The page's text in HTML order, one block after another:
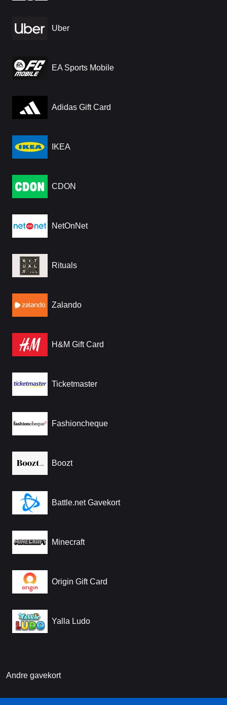
Uber
EA Sports Mobile
Adidas Gift Card
IKEA
CDON
NetOnNet
Rituals
Zalando
H&M Gift Card
Ticketmaster
Fashioncheque
Boozt
Battle.net Gavekort
Minecraft
Origin Gift Card
Yalla Ludo
Andre gavekort